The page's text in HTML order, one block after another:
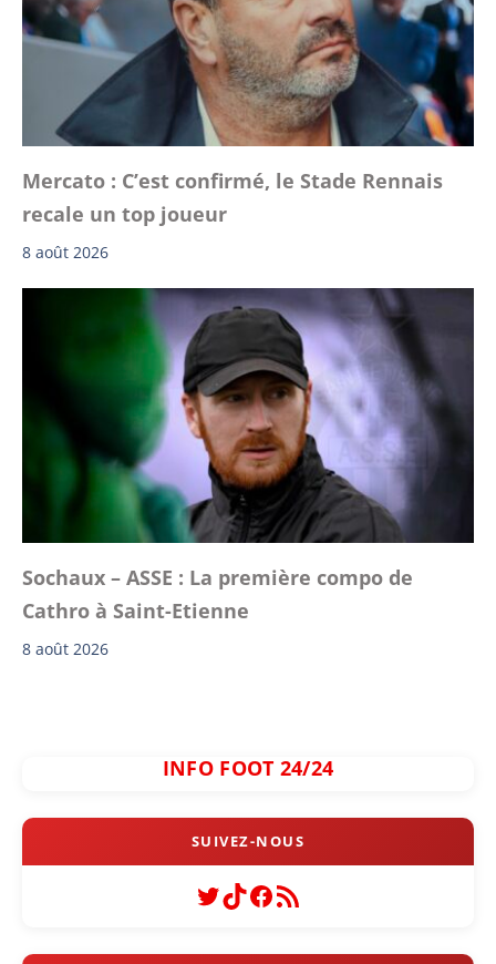
Mercato : C’est confirmé, le Stade Rennais
recale un top joueur
8 août 2026
Sochaux – ASSE : La première compo de
Cathro à Saint-Etienne
8 août 2026
INFO FOOT 24/24
Twitter
TikTok
Facebook
Flux RSS